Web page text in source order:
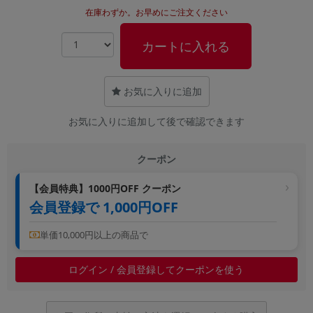
在庫わずか。お早めにご注文ください
カートに入れる
お気に入りに追加
お気に入りに追加して後で確認できます
クーポン
【会員特典】1000円OFF クーポン
会員登録で 1,000円OFF
単価10,000円以上の商品で
ログイン / 会員登録してクーポンを使う
~
~
円 ～
発売日
年 月 から
年 月 まで